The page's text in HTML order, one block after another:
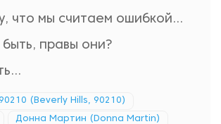
что мы считаем ошибкой...
правы они?
(Beverly Hills, 90210)
Донна Мартин (Donna Martin)